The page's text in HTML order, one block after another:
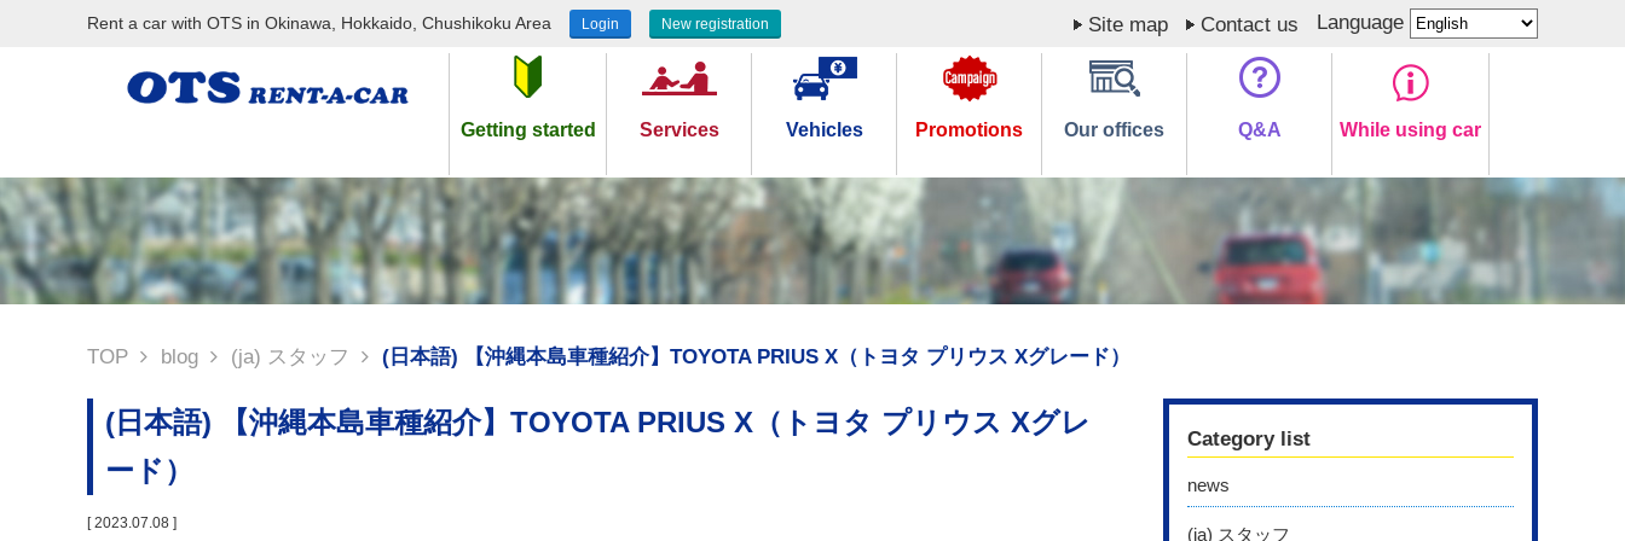
Rent a car with OTS in Okinawa, Hokkaido, Chushikoku Area Login New registration Site map Contact us Language
Getting started Services Vehicles Promotions Our offices Q&A While using car
TOP blog (ja) スタッフ (日本語) 【沖縄本島車種紹介】TOYOTA PRIUS X（トヨタ プリウス Xグレード）
(日本語) 【沖縄本島車種紹介】TOYOTA PRIUS X（トヨタ プリウス Xグレ
ード）
[ 2023.07.08 ]
Category list
news
(ja) スタッフ